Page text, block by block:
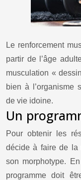
Le renforcement
partir de l’âge
musculation «
bien à l’organisme
de vie idoine.
Un
Pour obtenir les
décide à faire de la
son morphotype.
programme doit